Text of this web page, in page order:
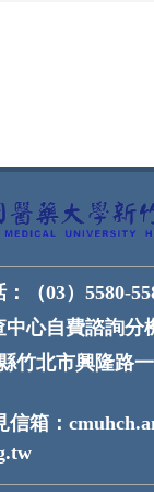
（03）5580-
心自費諮詢分
竹北市興隆路
信箱：